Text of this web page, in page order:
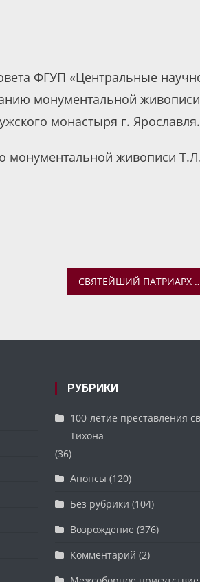
ФГУП «Центральные
монументальной живописи
монастыря г. Ярославля.
монументальной живописи
СВЯТЕЙШИЙ ПАТРИАРХ КИРИЛЛ ОБРАТИЛСЯ К РЕЛИГИОЗНЫМ ДЕЯТЕЛЯМ И
РУБРИКИ
100-летие преставления
Тихона
(36)
Анонсы (120)
Без рубрики (104)
Возрождение (376)
Комментарий (2)